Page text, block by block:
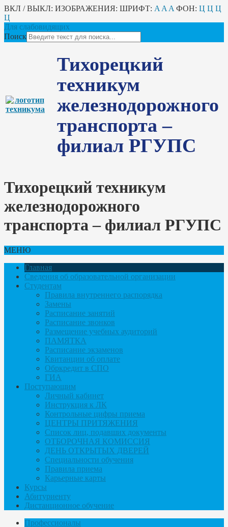
ВКЛ / ВЫКЛ: ИЗОБРАЖЕНИЯ: ШРИФТ: A A A ФОН: Ц Ц Ц
Ц
Для слабовидящих
Поиск
Тихорецкий
техникум
железнодорожного
транспорта –
филиал РГУПС
Тихорецкий техникум
железнодорожного
транспорта – филиал РГУПС
МЕНЮ
Главная
Сведения об образовательной организации
Студентам
Правила внутреннего распорядка
Замены
Расписание занятий
Расписание звонков
Размещение учебных аудиторий
ПАМЯТКА
Расписание экзаменов
Квитанции об оплате
Обркредит в СПО
ГИА
Поступающим
Личный кабинет
Инструкция к ЛК
Контрольные цифры приема
ЦЕНТРЫ ПРИТЯЖЕНИЯ
Список лиц, подавших документы
ОТБОРОЧНАЯ КОМИССИЯ
ДЕНЬ ОТКРЫТЫХ ДВЕРЕЙ
Специальности обучения
Правила приема
Карьерные карты
Курсы
Абитуриенту
Дистанционное обучение
Профессионалы